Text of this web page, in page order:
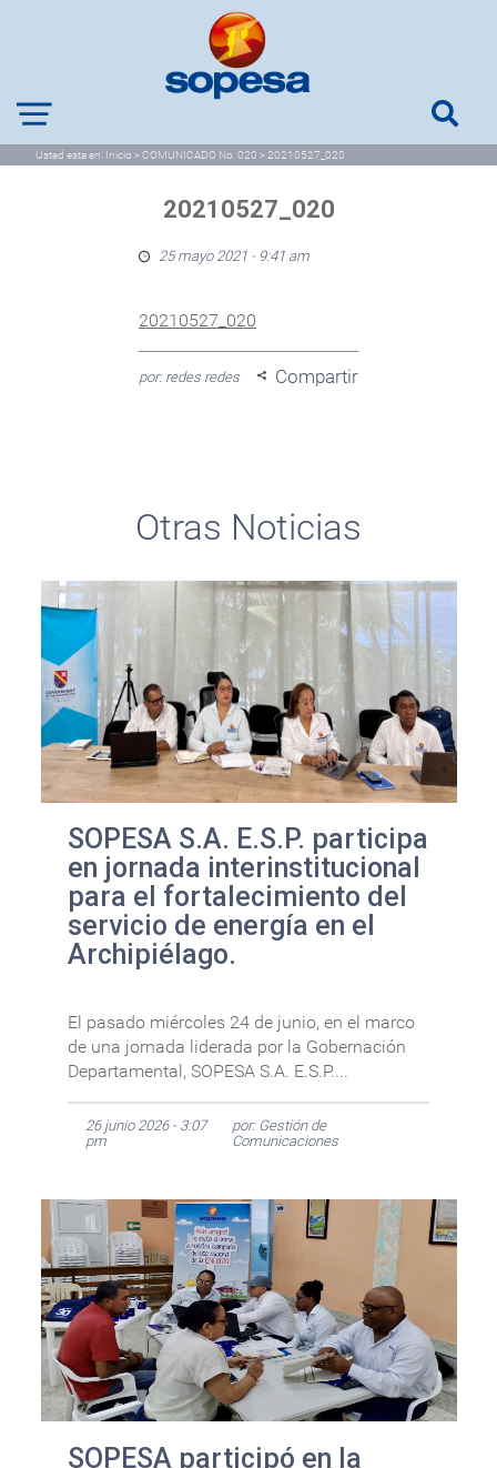
Usted esta en: Inicio > COMUNICADO No. 020 > 20210527_020
20210527_020
25 mayo 2021 - 9:41 am
20210527_020
por: redes redes Compartir
Otras Noticias
SOPESA S.A. E.S.P. participa
en jornada interinstitucional
para el fortalecimiento del
servicio de energía en el
Archipiélago.
El pasado miércoles 24 de junio, en el marco
de una jornada liderada por la Gobernación
Departamental, SOPESA S.A. E.S.P....
26 junio 2026 - 3:07
pm
por: Gestión de
Comunicaciones
SOPESA participó en la